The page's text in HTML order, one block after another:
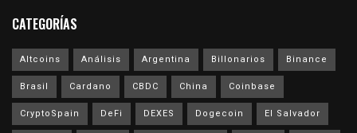
CATEGORÍAS
Altcoins Análisis Argentina Billonarios
Binance
Brasil
Cardano CBDC China
Coinbase
CryptoSpain
DeFi DEXES Dogecoin
El Salvador